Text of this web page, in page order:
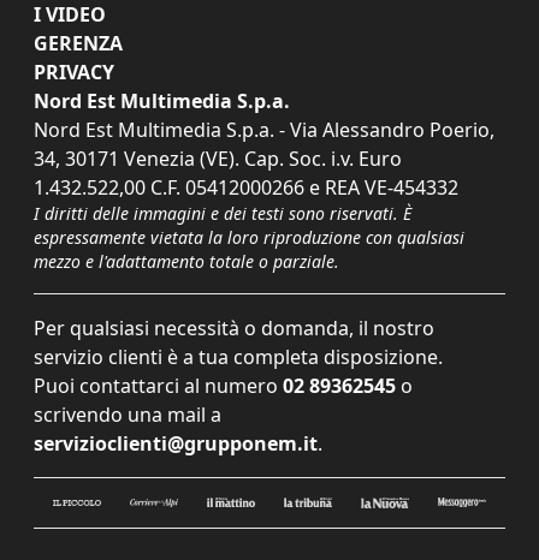
I VIDEO
GERENZA
PRIVACY
Nord Est Multimedia S.p.a.
Nord Est Multimedia S.p.a. - Via Alessandro Poerio,
34, 30171 Venezia (VE). Cap. Soc. i.v. Euro
1.432.522,00 C.F. 05412000266 e REA VE-454332
I diritti delle immagini e dei testi sono riservati. È
espressamente vietata la loro riproduzione con qualsiasi
mezzo e l'adattamento totale o parziale.
Per qualsiasi necessità o domanda, il nostro
servizio clienti è a tua completa disposizione.
Puoi contattarci al numero 02 89362545 o
scrivendo una mail a
servizioclienti@grupponem.it.